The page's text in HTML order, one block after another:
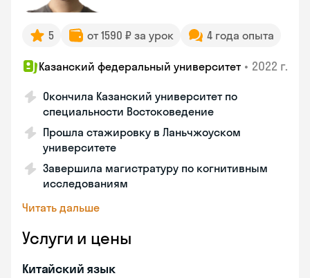
5 от 1590 ₽ за урок 4 года опыта
Казанский федеральный университет • 2022 г.
Окончила Казанский университет по
специальности Востоковедение
Прошла стажировку в Ланьчжоуском
университете
Завершила магистратуру по когнитивным
исследованиям
Читать дальше
Услуги и цены
Китайский язык